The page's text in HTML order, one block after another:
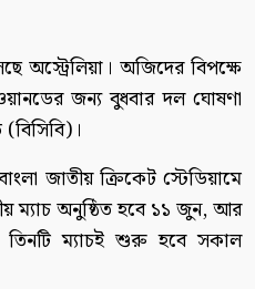
অস্ট্রেলিয়া। অজিদের বিপক্ষে
জন্য বুধবার দল ঘোষণা
জাতীয় ক্রিকেট স্টেডিয়ামে
ম্যাচ অনুষ্ঠিত হবে ১১ জুন, আর
ম্যাচই শুরু হবে সকাল